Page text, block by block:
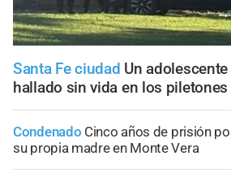
Santa Fe ciudad Un
hallado sin vida en los piletones
Condenado Cinco años de prisión
su propia madre en Monte Vera